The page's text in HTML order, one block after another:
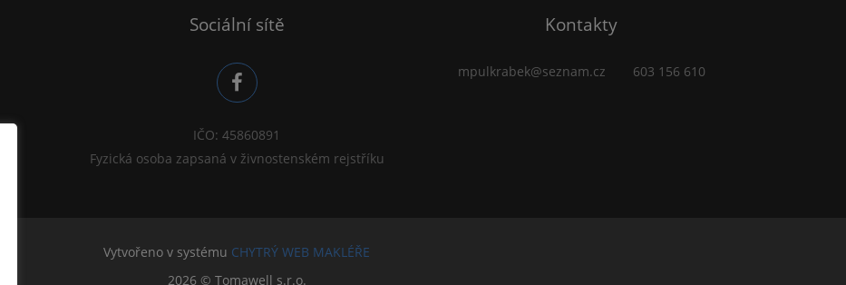
Sociální sítě Kontakty
mpulkrabek@seznam.cz 603 156 610
IČO: 45860891
Fyzická osoba zapsaná v živnostenském rejstříku
Vytvořeno v systému CHYTRÝ WEB MAKLÉŘE
2026 © Tomawell s.r.o.